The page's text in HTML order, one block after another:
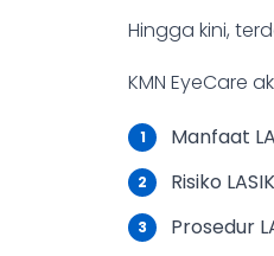
Hingga kini,
KMN EyeCare
Manfaat
Risiko LASIK
Prosedur